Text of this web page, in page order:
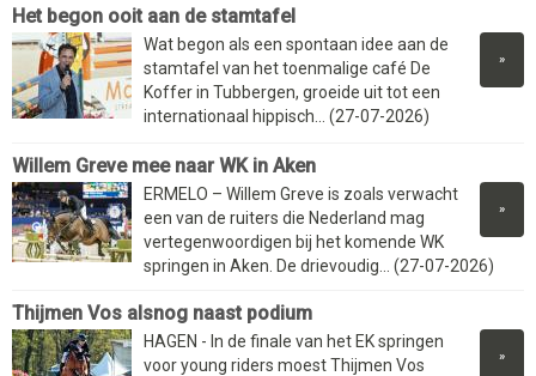
Het begon ooit aan de stamtafel
»
Wat begon als een spontaan idee aan de
stamtafel van het toenmalige café De
Koffer in Tubbergen, groeide uit tot een
internationaal hippisch... (27-07-2026)
Willem Greve mee naar WK in Aken
»
ERMELO – Willem Greve is zoals verwacht
een van de ruiters die Nederland mag
vertegenwoordigen bij het komende WK
springen in Aken. De drievoudig... (27-07-2026)
Thijmen Vos alsnog naast podium
»
HAGEN - In de finale van het EK springen
voor young riders moest Thijmen Vos